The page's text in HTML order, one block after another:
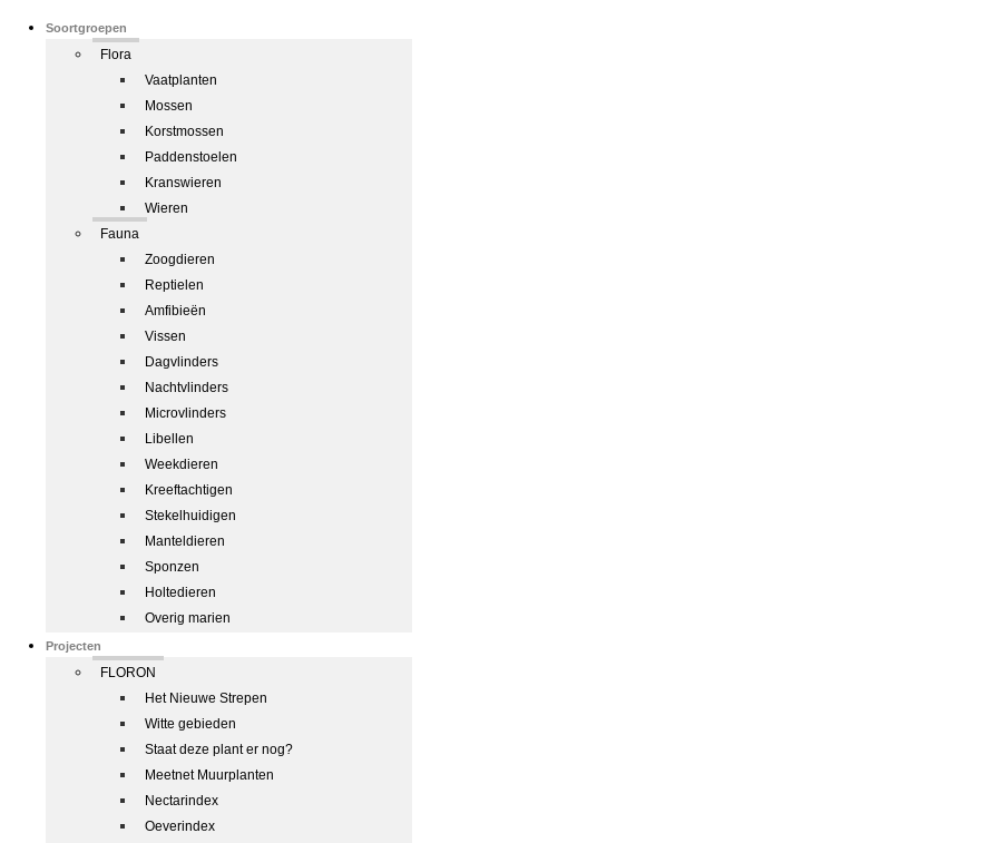
Soortgroepen
Flora
Vaatplanten
Mossen
Korstmossen
Paddenstoelen
Kranswieren
Wieren
Fauna
Zoogdieren
Reptielen
Amfibieën
Vissen
Dagvlinders
Nachtvlinders
Microvlinders
Libellen
Weekdieren
Kreeftachtigen
Stekelhuidigen
Manteldieren
Sponzen
Holtedieren
Overig marien
Projecten
FLORON
Het Nieuwe Strepen
Witte gebieden
Staat deze plant er nog?
Meetnet Muurplanten
Nectarindex
Oeverindex